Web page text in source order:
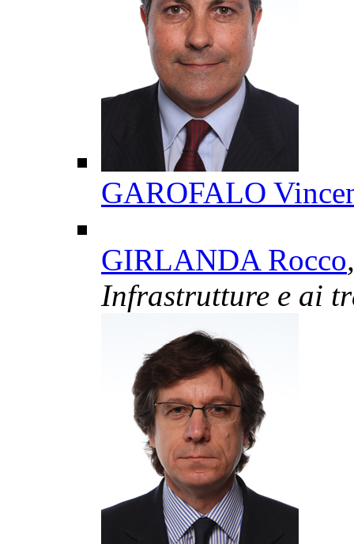
GAROFALO
GIRLANDA Rocco
Infrastrutture e ai